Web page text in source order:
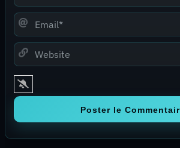
Nom*
Email*